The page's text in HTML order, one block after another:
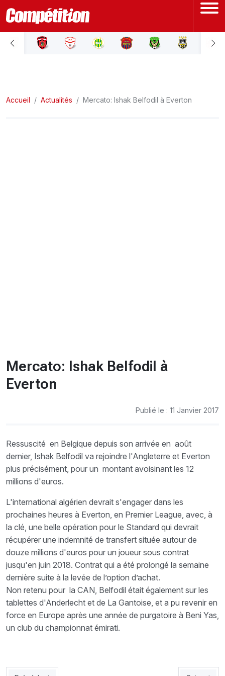
ACCUEIL
LIGUE 2
Accueil Actualités Mercato: Ishak Belfodil à Everton
Mercato: Ishak Belfodil à
Everton
Publié le : 11 Janvier 2017
Ressuscité en Belgique depuis son arrivée en août
dernier, Ishak Belfodil va rejoindre l'Angleterre et Everton
plus précisément, pour un montant avoisinant les 12
millions d'euros.
L'international algérien devrait s'engager dans les
prochaines heures à Everton, en Premier League, avec, à
la clé, une belle opération pour le Standard qui devrait
récupérer une indemnité de transfert située autour de
douze millions d'euros pour un joueur sous contrat
jusqu'en juin 2018. Contrat qui a été prolongé la semaine
dernière suite à la levée de l’option d’achat.
Non retenu pour la CAN, Belfodil était également sur les
tablettes d'Anderlecht et de La Gantoise, et a pu revenir en
force en Europe après une année de purgatoire à Beni Yas,
un club du championnat émirati.